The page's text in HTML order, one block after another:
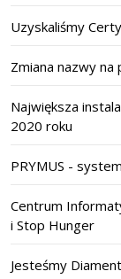
Uzyskaliśmy
Zmiana nazwy na
Największa
2020 roku
PRYMUS -
Centrum
i Stop Hunger
Jesteśmy